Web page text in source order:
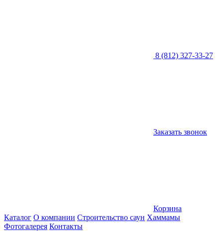
8 (812) 327-33-27
Заказать звонок
Корзина
Каталог О компании Строительство саун Хаммамы
Фотогалерея Контакты